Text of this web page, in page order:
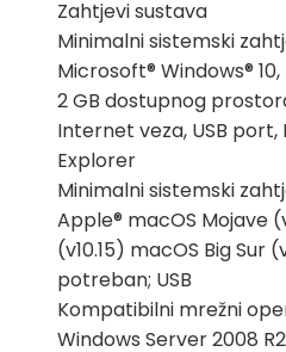
Zahtjevi sustava
Minimalni sistemski
Microsoft® Windows®
2 GB dostupnog
Internet veza, USB
Explorer
Minimalni sistemski
Apple® macOS Mojave
(v10.15) macOS Big Sur
potreban; USB
Kompatibilni mrežni
Windows Server 2008